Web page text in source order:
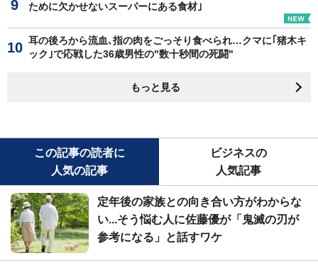
ために欠かせないスーパーにある食材｣
耳の後ろから流血､指の肉をごっそり食べられ…クマに｢猪木キ
ック｣で応戦した36歳男性の"数十秒間の死闘"
もっと見る
この記事の読者に
人気の記事
ビジネスの
人気記事
定年後の家族との向き合い方がわからな
い...そう悩む人に佐藤優が「鬼滅の刃が
参考になる」と話すワケ